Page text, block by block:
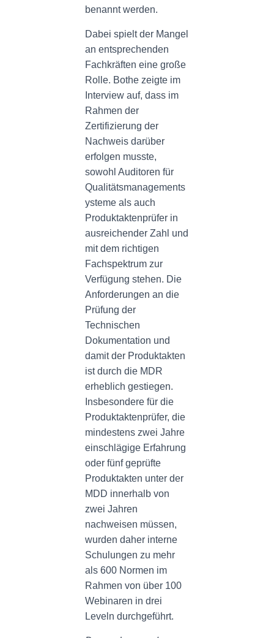
benannt werden.
Dabei spielt der Mangel
an entsprechenden
Fachkräften eine große
Rolle. Bothe zeigte im
Interview auf, dass im
Rahmen der
Zertifizierung der
Nachweis darüber
erfolgen musste,
sowohl Auditoren für
Qualitätsmanagements
ysteme als auch
Produktaktenprüfer in
ausreichender Zahl und
mit dem richtigen
Fachspektrum zur
Verfügung stehen. Die
Anforderungen an die
Prüfung der
Technischen
Dokumentation und
damit der Produktakten
ist durch die MDR
erheblich gestiegen.
Insbesondere für die
Produktaktenprüfer, die
mindestens zwei Jahre
einschlägige Erfahrung
oder fünf geprüfte
Produktakten unter der
MDD innerhalb von
zwei Jahren
nachweisen müssen,
wurden daher interne
Schulungen zu mehr
als 600 Normen im
Rahmen von über 100
Webinaren in drei
Leveln durchgeführt.